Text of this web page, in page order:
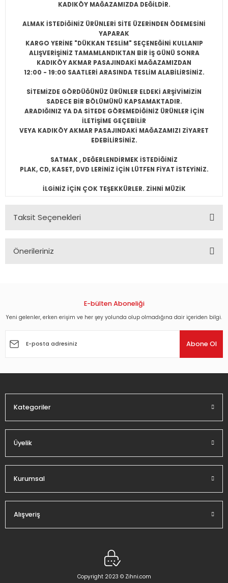
KADIKÖY MAĞAZAMIZDA DEĞİLDİR.
ALMAK İSTEDİĞİNİZ ÜRÜNLERİ SİTE ÜZERİNDEN ÖDEMESİNİ
YAPARAK
KARGO YERİNE "DÜKKAN TESLİM" SEÇENEĞİNİ KULLANIP
ALIŞVERİŞİNİZ TAMAMLANDIKTAN BİR İŞ GÜNÜ SONRA
KADIKÖY AKMAR PASAJINDAKİ MAĞAZAMIZDAN
12:00 - 19:00 SAATLERİ ARASINDA TESLİM ALABİLİRSİNİZ.
SİTEMİZDE GÖRDÜĞÜNÜZ ÜRÜNLER ELDEKİ ARŞİVİMİZİN
SADECE BİR BÖLÜMÜNÜ KAPSAMAKTADIR.
ARADIĞINIZ YA DA SİTEDE GÖREMEDİĞİNİZ ÜRÜNLER İÇİN
İLETİŞİME GEÇEBİLİR
VEYA KADIKÖY AKMAR PASAJINDAKİ MAĞAZAMIZI ZİYARET
EDEBİLİRSİNİZ.
SATMAK , DEĞERLENDİRMEK İSTEDİĞİNİZ
PLAK, CD, KASET, DVD LERİNİZ İÇİN LÜTFEN FİYAT İSTEYİNİZ.
İLGİNİZ İÇİN ÇOK TEŞEKKÜRLER. ZİHNİ MÜZİK
Taksit Seçenekleri
Önerileriniz
Görüş ve önerileriniz için teşekkür ederiz.
Ürün açıklamasında eksik bilgiler bulunuyor.
E-bülten Aboneliği
Yeni gelenler, erken erişim ve her şey yolunda olup olmadığına dair içeriden bilgi.
Abone Ol
Kategoriler
Üyelik
Kurumsal
Alışveriş
Copyright 2023 © Zihni.com